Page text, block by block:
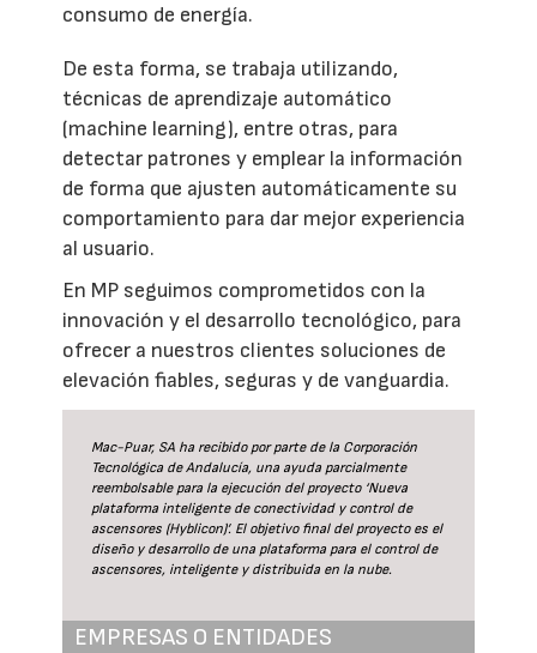
consumo de energía.
De esta forma, se trabaja utilizando,
técnicas de aprendizaje automático
(machine learning), entre otras, para
detectar patrones y emplear la información
de forma que ajusten automáticamente su
comportamiento para dar mejor experiencia
al usuario.
En MP seguimos comprometidos con la
innovación y el desarrollo tecnológico, para
ofrecer a nuestros clientes soluciones de
elevación fiables, seguras y de vanguardia.
Mac-Puar, SA ha recibido por parte de la Corporación
Tecnológica de Andalucía, una ayuda parcialmente
reembolsable para la ejecución del proyecto ‘Nueva
plataforma inteligente de conectividad y control de
ascensores (Hyblicon)’. El objetivo final del proyecto es el
diseño y desarrollo de una plataforma para el control de
ascensores, inteligente y distribuida en la nube.
EMPRESAS O ENTIDADES